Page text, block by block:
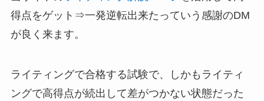
得点をゲット⇒一発逆転出来たっていう感謝のDM
が良く来ます。
ライティングで合格する試験で、しかもライティ
ングで高得点が続出して差がつかない状態だった